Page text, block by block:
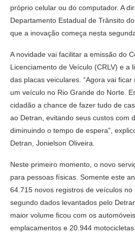
próprio celular ou do computador. A
Departamento Estadual de Trânsito
que a inovação começa nesta
A novidade vai facilitar a emissão do
Licenciamento de Veículo (CRLV) e a
das placas veiculares. “Agora vai
um veículo no Rio Grande do Norte.
cidadão a chance de fazer tudo de
ao Detran, evitando seus custos com
diminuindo o tempo de espera”,
Detran, Jonielson Oliveira.
Neste primeiro momento, o novo
para pessoas físicas. Somente este
64.715 novos registros de veículos no
segundo dados levantados pelo
maior volume ficou com os
emplacamentos e 20.944 motocicletas.